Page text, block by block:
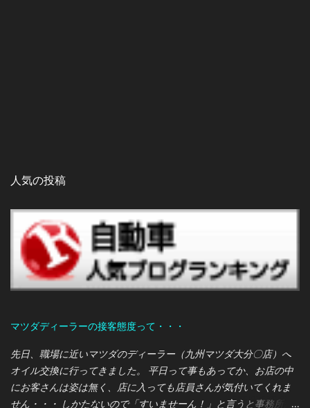
人気の投稿
マツダディーラーの接客態度って・・・
先日、職場に近いマツダのディーラー（九州マツダ大分〇店）へ
オイル交換に行ってきました。 平日って事もあってか、お店の中
にお客さんは姿は無く、店に入っても店員さんが気付いてくれま
せん・・・ しかたないので「すいませーん！」と言うと事務所か